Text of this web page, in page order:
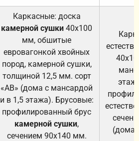
Каркасные: доска
камерной сушки 40х100
мм, обшитые
евровагонкой хвойных
пород, камерной сушки,
толщиной 12,5 мм. сорт
«АВ» (дома с мансардой
и в 1,5 этажа). Брусовые:
профилированный брус
камерной сушки,
сечением 90х140 мм.
(дома